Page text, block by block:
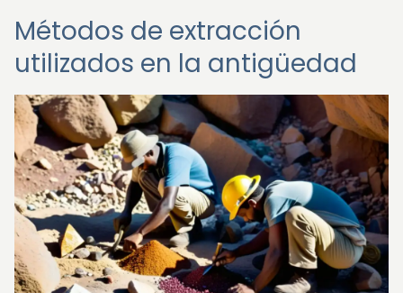
Métodos de extracción
utilizados en la antigüedad